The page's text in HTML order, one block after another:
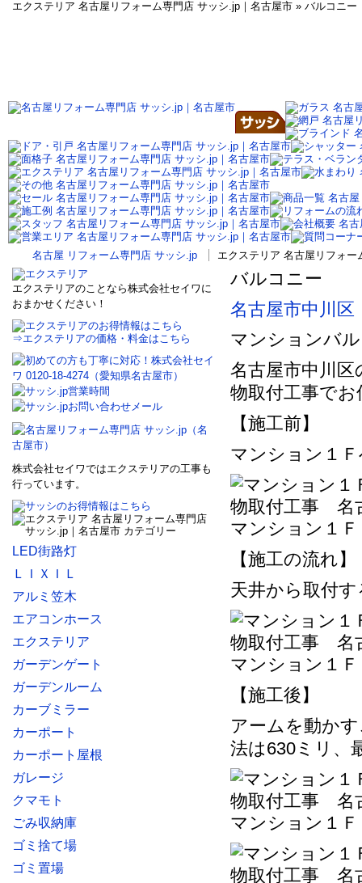
エクステリア 名古屋リフォーム専門店 サッシ.jp｜名古屋市 » バルコニー
名古屋 リフォーム専門店 サッシ.jp エクステリア 名古屋リフォ
バルコニー
名古屋市中川
マンションバ
名古屋市中川
物取付工事で
【施工前】
マンション１
マンション１
【施工の流れ】
天井から取付
マンション１
【施工後】
アームを動か
法は630ミリ、
マンション１
エクステリアのことなら株式会社セイワに
おまかせください！
⇒エクステリアの価格・料金はこちら
株式会社セイワではエクステリアの工事も
行っています。
LED街路灯
ＬＩＸＩＬ
アルミ笠木
エアコンホース
エクステリア
ガーデンゲート
ガーデンルーム
カーブミラー
カーポート
カーポート屋根
ガレージ
クマモト
ごみ収納庫
ゴミ捨て場
ゴミ置場